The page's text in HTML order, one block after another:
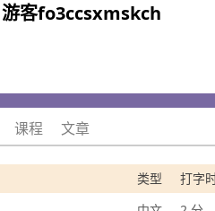
游客fo3ccsxmskch
课程 文章
类型
打字